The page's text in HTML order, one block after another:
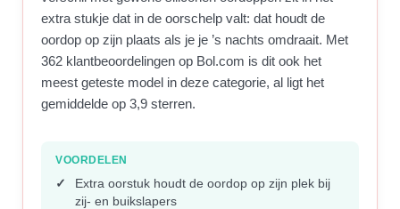
extra stukje dat in de oorschelp valt: dat houdt de
oordop op zijn plaats als je je ’s nachts omdraait. Met
362 klantbeoordelingen op Bol.com is dit ook het
meest geteste model in deze categorie, al ligt het
gemiddelde op 3,9 sterren.
VOORDELEN
Extra oorstuk houdt de oordop op zijn plek bij
zij- en buikslapers